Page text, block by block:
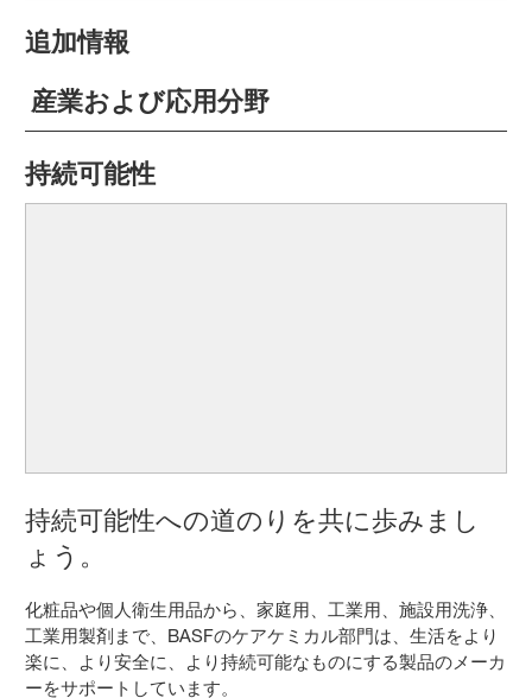
追加情報
産業および応用分野
持続可能性
持続可能性への道のりを共に歩みまし
ょう。
化粧品や個人衛生用品から、家庭用、工業用、施設用洗浄、
工業用製剤まで、BASFのケアケミカル部門は、生活をより
楽に、より安全に、より持続可能なものにする製品のメーカ
ーをサポートしています。